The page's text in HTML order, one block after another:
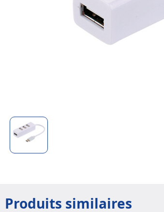
Produits similaires